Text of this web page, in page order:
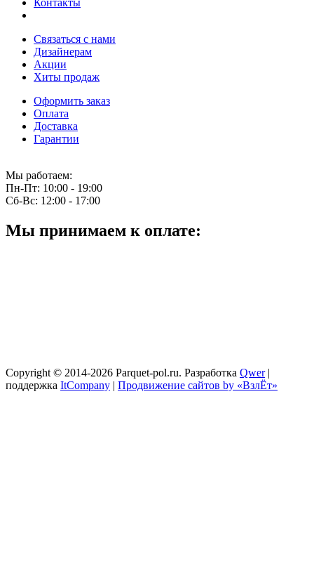
Контакты
Связаться с нами
Дизайнерам
Акции
Хиты продаж
Оформить заказ
Оплата
Доставка
Гарантии
Мы работаем:
Пн-Пт: 10:00 - 19:00
Сб-Вс: 12:00 - 17:00
Мы принимаем к оплате:
Copyright © 2014-2026 Parquet-pol.ru. Разработка Qwer|
поддержка ItCompany | Продвижение сайтов by «ВзлЁт»